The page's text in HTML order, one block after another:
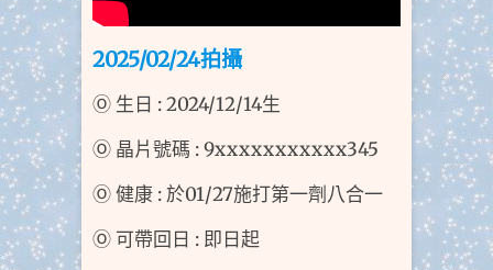
2025/02/24拍攝
Ⓞ 生日 : 2024/12/14生
Ⓞ 晶片號碼 : 9xxxxxxxxxxx345
Ⓞ 健康 : 於01/27施打第一劑八合一
Ⓞ 可帶回日 : 即日起